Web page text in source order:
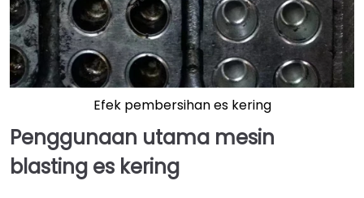
Efek pembersihan es kering
Penggunaan utama mesin
blasting es kering